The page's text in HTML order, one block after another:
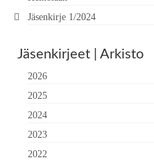
Jäsenkirje 1/2024
Jäsenkirjeet | Arkisto
2026
2025
2024
2023
2022